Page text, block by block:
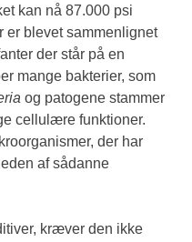
kan nå 87.000 psi
er blevet sammenlignet
der står på en
mange bakterier, som
og patogene stammer
cellulære funktioner.
der har
af sådanne
kræver den ikke